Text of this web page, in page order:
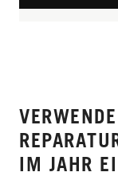
IM JAHR